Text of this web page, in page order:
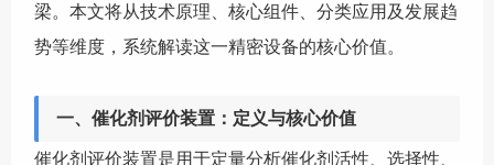
梁。本文将从技术原理、核心组件、分类应用及发展趋
势等维度，系统解读这一精密设备的核心价值。
一、催化剂评价装置：定义与核心价值
催化剂评价装置是用于定量分析催化剂活性、选择性、